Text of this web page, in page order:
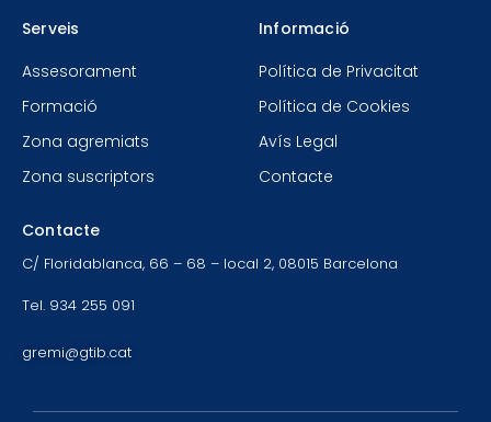
Serveis
Assesorament
Formació
Zona agremiats
Zona suscriptors
Informació
Política de Privacitat
Política de Cookies
Avís Legal
Contacte
Contacte
C/ Floridablanca, 66 – 68 – local 2, 08015 Barcelona
Tel. 934 255 091
gremi@gtib.cat